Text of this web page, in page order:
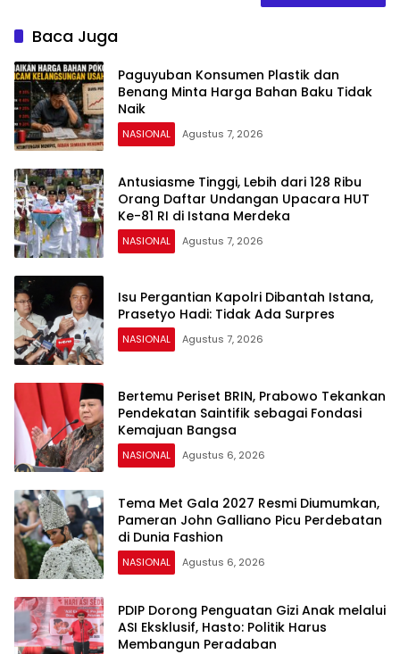
Baca Juga
Paguyuban Konsumen Plastik dan
Benang Minta Harga Bahan Baku Tidak
Naik
NASIONAL Agustus 7, 2026
Antusiasme Tinggi, Lebih dari 128 Ribu
Orang Daftar Undangan Upacara HUT
Ke-81 RI di Istana Merdeka
NASIONAL Agustus 7, 2026
Isu Pergantian Kapolri Dibantah Istana,
Prasetyo Hadi: Tidak Ada Surpres
NASIONAL Agustus 7, 2026
Bertemu Periset BRIN, Prabowo Tekankan
Pendekatan Saintifik sebagai Fondasi
Kemajuan Bangsa
NASIONAL Agustus 6, 2026
Tema Met Gala 2027 Resmi Diumumkan,
Pameran John Galliano Picu Perdebatan
di Dunia Fashion
NASIONAL Agustus 6, 2026
PDIP Dorong Penguatan Gizi Anak melalui
ASI Eksklusif, Hasto: Politik Harus
Membangun Peradaban